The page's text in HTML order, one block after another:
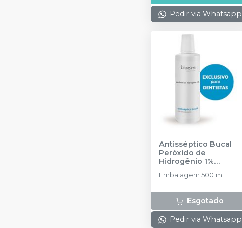
Pedir via Whatsapp
Antisséptico Bucal
Peróxido de
Hidrogênio 1%
blue®m - 500 ml -
BLUEM
Embalagem 500 ml
Esgotado
Pedir via Whatsapp